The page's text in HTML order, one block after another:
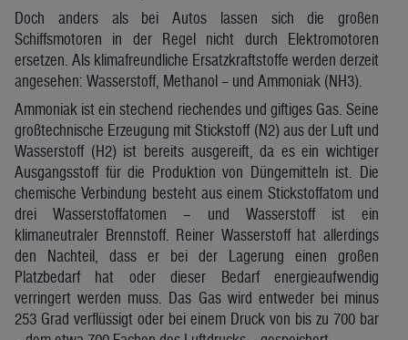
Doch anders als bei Autos lassen sich die großen
Schiffsmotoren in der Regel nicht durch Elektromotoren
ersetzen. Als klimafreundliche Ersatzkraftstoffe werden derzeit
angesehen: Wasserstoff, Methanol – und Ammoniak (NH3).
Ammoniak ist ein stechend riechendes und giftiges Gas. Seine
großtechnische Erzeugung mit Stickstoff (N2) aus der Luft und
Wasserstoff (H2) ist bereits ausgereift, da es ein wichtiger
Ausgangsstoff für die Produktion von Düngemitteln ist. Die
chemische Verbindung besteht aus einem Stickstoffatom und
drei Wasserstoffatomen – und Wasserstoff ist ein
klimaneutraler Brennstoff. Reiner Wasserstoff hat allerdings
den Nachteil, dass er bei der Lagerung einen großen
Platzbedarf hat oder dieser Bedarf energieaufwendig
verringert werden muss. Das Gas wird entweder bei minus
253 Grad verflüssigt oder bei einem Druck von bis zu 700 bar